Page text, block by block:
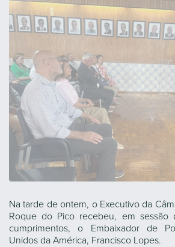
Na tarde de ontem, o Executivo da
Roque do Pico recebeu, em sessão
cumprimentos, o Embaixador de
Unidos da América, Francisco Lopes.